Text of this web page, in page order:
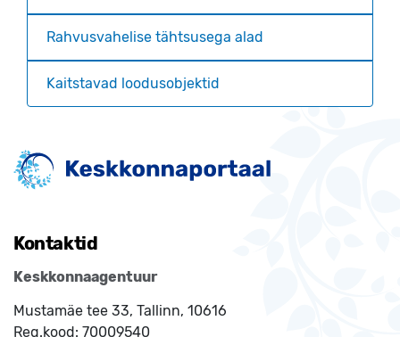
Rahvusvahelise tähtsusega alad
Kaitstavad loodusobjektid
Kontaktid
Keskkonnaagentuur
Mustamäe tee 33, Tallinn, 10616
Reg.kood: 70009540